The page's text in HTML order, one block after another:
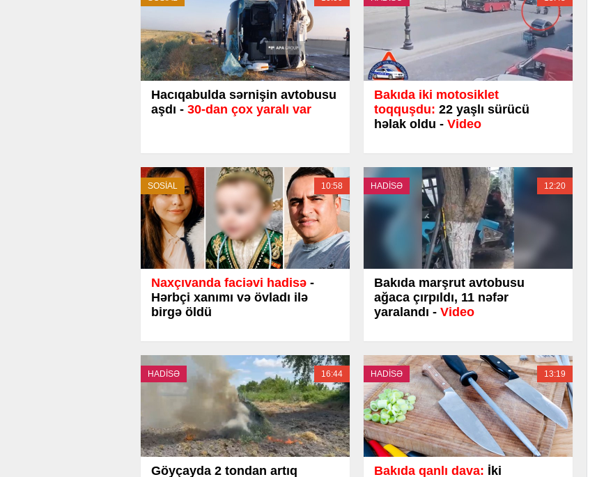
Hacıqabulda sərnişin avtobusu
aşdı - 30-dan çox yaralı var
Bakıda iki motosiklet
toqquşdu: 22 yaşlı sürücü
həlak oldu - Video
SOSİAL 10:58
Naxçıvanda faciəvi hadisə -
Hərbçi xanımı və övladı ilə
birgə öldü
HADİSƏ 12:20
Bakıda marşrut avtobusu
ağaca çırpıldı, 11 nəfər
yaralandı - Video
HADİSƏ 16:44
Göyçayda 2 tondan artıq
HADİSƏ 13:19
Bakıda qanlı dava: İki